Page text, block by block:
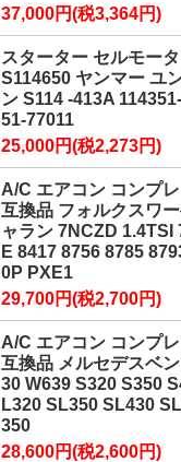
37,000円(税3,364円)
スターター セルモー
S114650 ヤンマー ユ
ン S114 -413A
51-77011
25,000円(税2,273円)
A/C エアコン コンプ
互換品 フォルクスワ
ャラン 7NCZD 1.4TSI
E 8417 8756 8785
0P PXE1
29,700円(税2,700円)
A/C エアコン コンプ
互換品 メルセデスベ
30 W639 S320 S350
L320 SL350 SL430
350
28,600円(税2,600円)